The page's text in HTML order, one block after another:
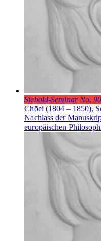
Siebold-Seminar No. 90
Chōei (1804 – 1850),
Nachlass der
europäischen